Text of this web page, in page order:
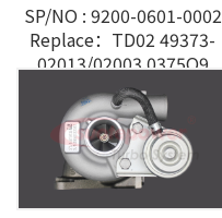
SP/NO : 9200-0601-0002
Replace：TD02 49373-
02013/02003 0375Q9
Ford Fiesta Ⅷ 1.6TDCI